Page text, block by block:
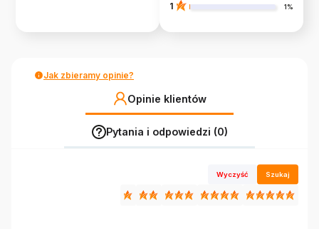
1 1%
Jak zbieramy opinie?
Opinie klientów
Pytania i odpowiedzi (0)
Wyczyść Szukaj